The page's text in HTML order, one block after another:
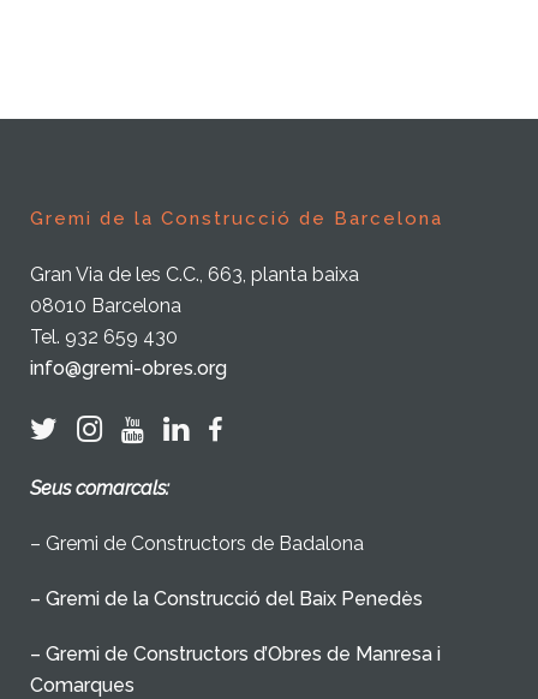
Gremi de la Construcció de Barcelona
Gran Via de les C.C., 663, planta baixa
08010 Barcelona
Tel. 932 659 430
info@gremi-obres.org
Seus comarcals:
– Gremi de Constructors de Badalona
– Gremi de la Construcció del Baix Penedès
– Gremi de Constructors d’Obres de Manresa i
Comarques